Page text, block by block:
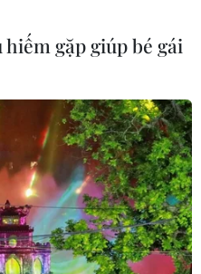
hiếm gặp giúp bé gái